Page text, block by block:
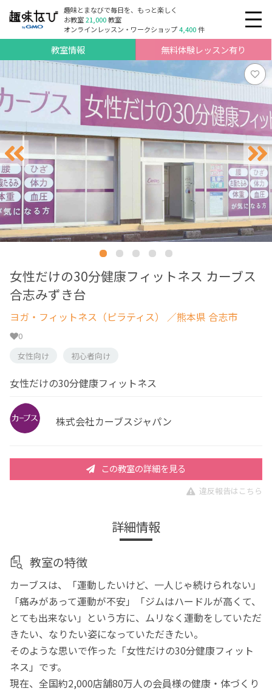
趣味とまなびで毎日を、もっと楽しく
お教室21,000教室
オンラインレッスン・ワークショップ4,400件
教室情報 無料体験レッスン有り
女性だけの30分健康フィットネス カーブス
合志みずき台
ヨガ・フィットネス（ピラティス） ／熊本県 合志市
0
女性向け
初心者向け
女性だけの30分健康フィットネス
株式会社カーブスジャパン
この教室の詳細を見る
違反報告はこちら
詳細情報
教室の特徴
カーブスは、「運動したいけど、一人じゃ続けられない」
「痛みがあって運動が不安」「ジムはハードルが高くて、
とても出来ない」という方に、ムリなく運動をしていただ
きたい、なりたい姿になっていただきたい。
そのような思いで作った「女性だけの30分健康フィット
ネス」です。
現在、全国約2,000店舗80万人の会員様の健康・体づくり